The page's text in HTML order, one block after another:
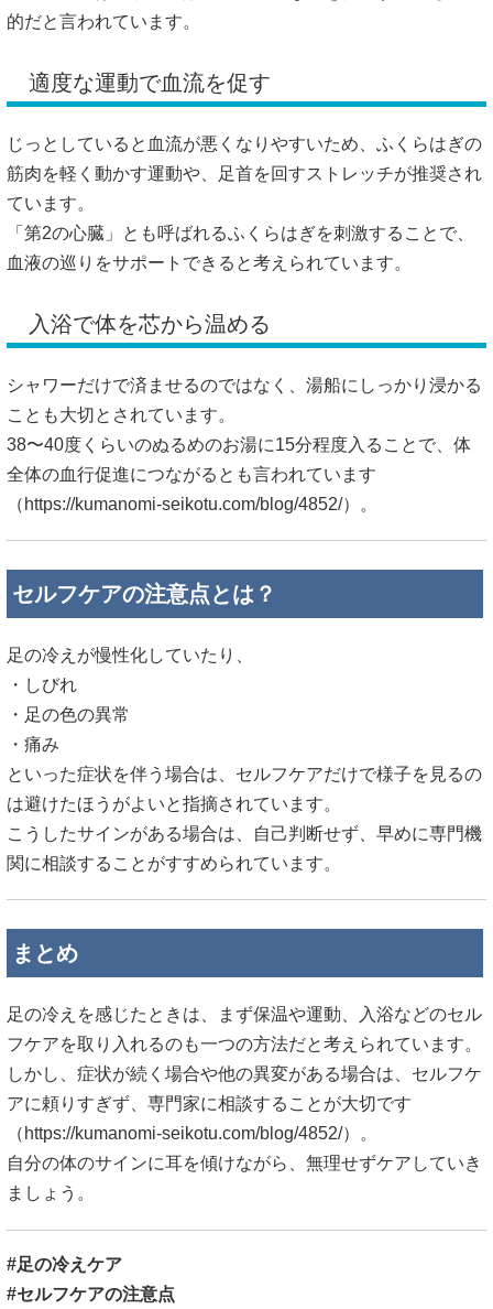
的だと言われています。
適度な運動で血流を促す
じっとしていると血流が悪くなりやすいため、ふくらはぎの
筋肉を軽く動かす運動や、足首を回すストレッチが推奨され
ています。
「第2の心臓」とも呼ばれるふくらはぎを刺激することで、
血液の巡りをサポートできると考えられています。
入浴で体を芯から温める
シャワーだけで済ませるのではなく、湯船にしっかり浸かる
ことも大切とされています。
38〜40度くらいのぬるめのお湯に15分程度入ることで、体
全体の血行促進につながるとも言われています
（ https://kumanomi-seikotu.com/blog/4852/）。
セルフケアの注意点とは？
足の冷えが慢性化していたり、
・しびれ
・足の色の異常
・痛み
といった症状を伴う場合は、セルフケアだけで様子を見るの
は避けたほうがよいと指摘されています。
こうしたサインがある場合は、自己判断せず、早めに専門機
関に相談することがすすめられています。
まとめ
足の冷えを感じたときは、まず保温や運動、入浴などのセル
フケアを取り入れるのも一つの方法だと考えられています。
しかし、症状が続く場合や他の異変がある場合は、セルフケ
アに頼りすぎず、専門家に相談することが大切です
（ https://kumanomi-seikotu.com/blog/4852/）。
自分の体のサインに耳を傾けながら、無理せずケアしていき
ましょう。
#足の冷えケア
#セルフケアの注意点